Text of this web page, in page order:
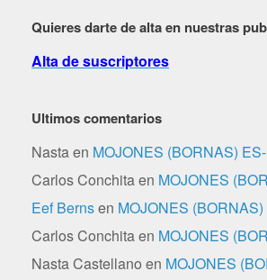
Quieres darte de alta en nuestras
Alta de suscriptores
Ultimos comentarios
Nastaen MOJONES (BORNAS)
Carlos Conchitaen MOJONES
Eef Bernsen MOJONES
Carlos Conchitaen MOJONES
Nasta Castellano en MOJONES